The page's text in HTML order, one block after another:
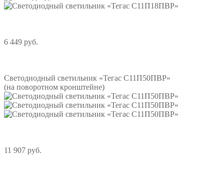
6 449 руб.
Светодиодный светильник «Тегас С11П50ПВР»
(на поворотном кронштейне)
11 907 руб.